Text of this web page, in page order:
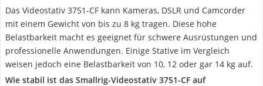
Das Videostativ ‎3751-CF kann Kameras, DSLR und Camcorder
mit einem Gewicht von bis zu 8 kg tragen. Diese hohe
Belastbarkeit macht es geeignet für schwere Ausrüstungen und
professionelle Anwendungen. Einige Stative im Vergleich
weisen jedoch eine Belastbarkeit von 10, 12 oder gar 14 kg auf.
Wie stabil ist das Smallrig-Videostativ ‎3751-CF auf